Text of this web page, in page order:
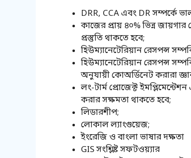
DRR, CCA এবং DR সম্পর্কে
কাজের প্রায় ৪০% ভিন্ন জায়গার
প্রস্তুতি থাকতে হবে;
হিউম্যানেটেরিয়ান রেসপন্স
হিউম্যানেটেরিয়ান রেসপন্স
অনুযায়ী কোঅর্ডিনেট করারা
লং-টার্ম প্রোজেক্ট
করার সক্ষমতা থাকতে হবে;
লিডারশীপ;
লোকাল ল্যাংগুয়েজ;
ইংরেজি ও বাংলা ভাষার দক্ষতা
GIS সংশ্লিষ্ট সফটওয়্যার